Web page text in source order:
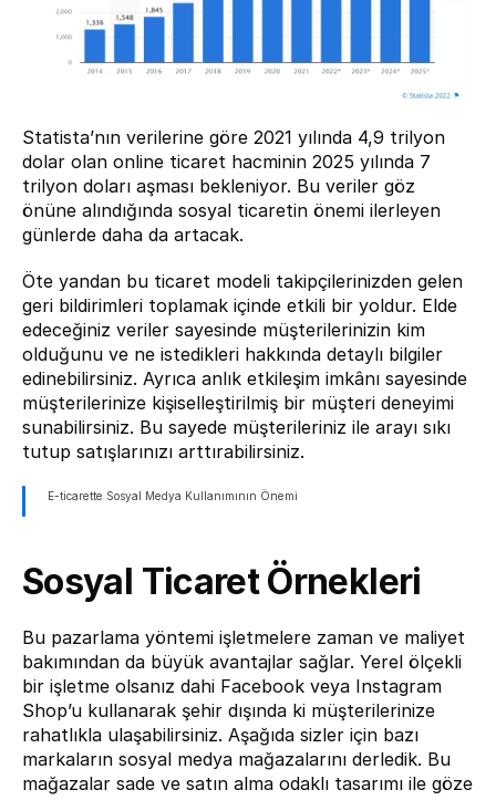
Statista’nın verilerine göre 2021 yılında 4,9 trilyon
dolar olan online ticaret hacminin 2025 yılında 7
trilyon doları aşması bekleniyor. Bu veriler göz
önüne alındığında sosyal ticaretin önemi ilerleyen
günlerde daha da artacak.
Öte yandan bu ticaret modeli takipçilerinizden gelen
geri bildirimleri toplamak içinde etkili bir yoldur. Elde
edeceğiniz veriler sayesinde müşterilerinizin kim
olduğunu ve ne istedikleri hakkında detaylı bilgiler
edinebilirsiniz. Ayrıca anlık etkileşim imkânı sayesinde
müşterilerinize kişiselleştirilmiş bir müşteri deneyimi
sunabilirsiniz. Bu sayede müşterileriniz ile arayı sıkı
tutup satışlarınızı arttırabilirsiniz.
E-ticarette Sosyal Medya Kullanımının Önemi
Sosyal Ticaret Örnekleri
Bu pazarlama yöntemi işletmelere zaman ve maliyet
bakımından da büyük avantajlar sağlar. Yerel ölçekli
bir işletme olsanız dahi Facebook veya Instagram
Shop’u kullanarak şehir dışında ki müşterilerinize
rahatlıkla ulaşabilirsiniz. Aşağıda sizler için bazı
markaların sosyal medya mağazalarını derledik. Bu
mağazalar sade ve satın alma odaklı tasarımı ile göze